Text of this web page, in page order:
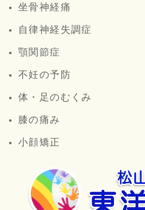
坐骨神経痛
自律神経失調症
顎関節症
不妊の予防
体・足のむくみ
膝の痛み
小顔矯正